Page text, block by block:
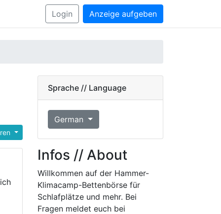
Login Anzeige aufgeben
Sprache // Language
German
Infos // About
Willkommen auf der Hammer-
Klimacamp-Bettenbörse für
Schlafplätze und mehr. Bei
Fragen meldet euch bei